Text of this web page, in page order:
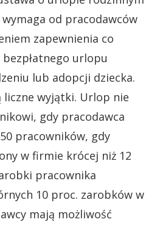
od pracodawców
zapewnienia co
urlopu
lub adopcji dziecka.
liczne wyjątki. Urlop nie
gdy pracodawca
pracowników, gdy
w firmie krócej niż 12
pracownika
10 proc. zarobków w
mają możliwość